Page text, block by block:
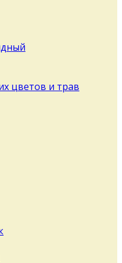
цветов и трав